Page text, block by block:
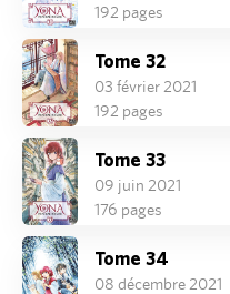
192 pages
Tome 32
03 février 2021
192 pages
Tome 33
09 juin 2021
176 pages
Tome 34
08 décembre 2021